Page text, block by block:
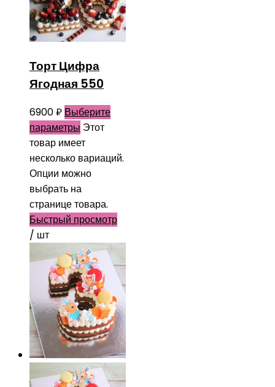
Торт Цифра
Ягодная 550
6900₽ Выберите
параметры Этот
товар имеет
несколько вариаций.
Опции можно
выбрать на
странице товара.
Быстрый просмотр
/ шт